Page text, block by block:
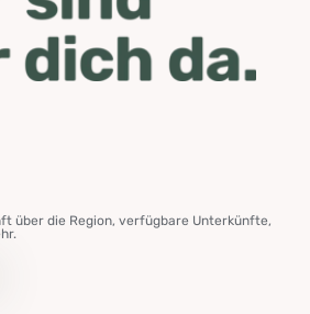
über die Region, verfügbare Unterkünfte,